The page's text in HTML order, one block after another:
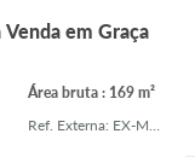
Moradia T5 para Venda em Graça
Área bruta : 169 m²
Ref. Externa: EX-MOR_2950_SQUI